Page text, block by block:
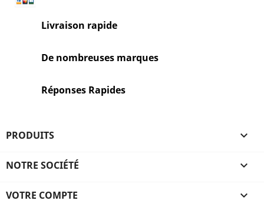
Livraison rapide
De nombreuses marques
Réponses Rapides
PRODUITS 
NOTRE SOCIÉTÉ 
VOTRE COMPTE 